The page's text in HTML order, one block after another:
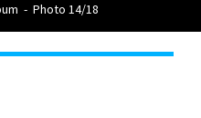
- Photo 14/18